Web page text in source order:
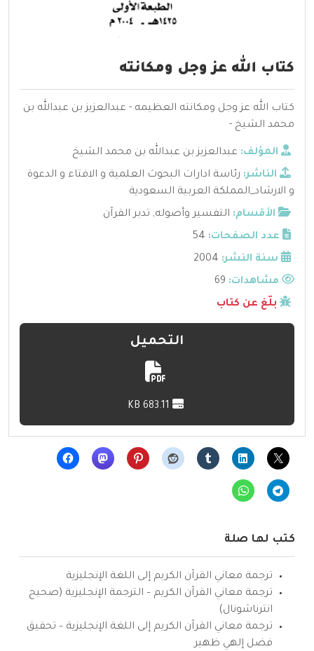
كتاب الله عز وجل ومكانته
كتاب الله عز وجل ومكانته العظيمه - عبدالعزيز بن عبدالله بن
محمد الشيخ -
المؤلف: عبدالعزيز بن عبدالله بن محمد الشيخ
الناشر: رئاسة ادارات البحوث العلمية و الافتاء و الدعوة
و الارشاد_المملكة العربية السعودية
الأقسام: التفسير وأصوله, تدبر القرآن
عدد الصفحات: 54
سنة النشر: 2004
مشاهدات:
بلّغ عن كتاب
التحميل
كتب لها صلة
ترجمة معاني القرآن الكريم إلى اللغة الإنجليزية
ترجمة معاني القرآن الكريم – الترجمة الإنجليزية (صحيح
انترناشونال)
ترجمة معاني القرآن الكريم إلى اللغة الإنجليزية – تحقيق
فضل إلهي ظهير